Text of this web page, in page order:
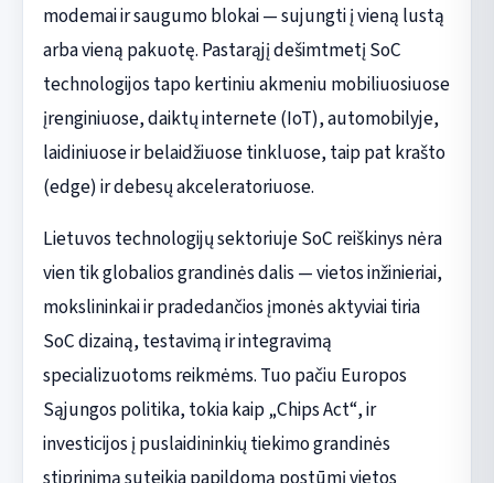
modemai ir saugumo blokai — sujungti į vieną lustą
arba vieną pakuotę. Pastarąjį dešimtmetį SoC
technologijos tapo kertiniu akmeniu mobiliuosiuose
įrenginiuose, daiktų internete (IoT), automobilyje,
laidiniuose ir belaidžiuose tinkluose, taip pat krašto
(edge) ir debesų akceleratoriuose.
Lietuvos technologijų sektoriuje SoC reiškinys nėra
vien tik globalios grandinės dalis — vietos inžinieriai,
mokslininkai ir pradedančios įmonės aktyviai tiria
SoC dizainą, testavimą ir integravimą
specializuotoms reikmėms. Tuo pačiu Europos
Sąjungos politika, tokia kaip „Chips Act“, ir
investicijos į puslaidininkių tiekimo grandinės